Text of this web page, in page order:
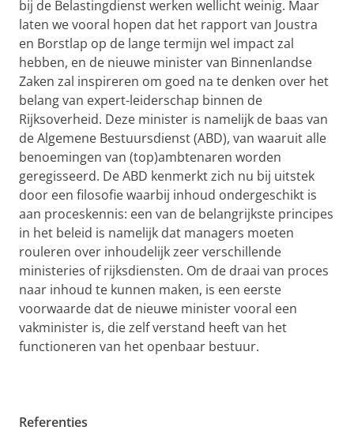
bij de Belastingdienst werken wellicht weinig. Maar
laten we vooral hopen dat het rapport van Joustra
en Borstlap op de lange termijn wel impact zal
hebben, en de nieuwe minister van Binnenlandse
Zaken zal inspireren om goed na te denken over het
belang van expert-leiderschap binnen de
Rijksoverheid. Deze minister is namelijk de baas van
de Algemene Bestuursdienst (ABD), van waaruit alle
benoemingen van (top)ambtenaren worden
geregisseerd. De ABD kenmerkt zich nu bij uitstek
door een filosofie waarbij inhoud ondergeschikt is
aan proceskennis: een van de belangrijkste principes
in het beleid is namelijk dat managers moeten
rouleren over inhoudelijk zeer verschillende
ministeries of rijksdiensten. Om de draai van proces
naar inhoud te kunnen maken, is een eerste
voorwaarde dat de nieuwe minister vooral een
vakminister is, die zelf verstand heeft van het
functioneren van het openbaar bestuur.
Referenties